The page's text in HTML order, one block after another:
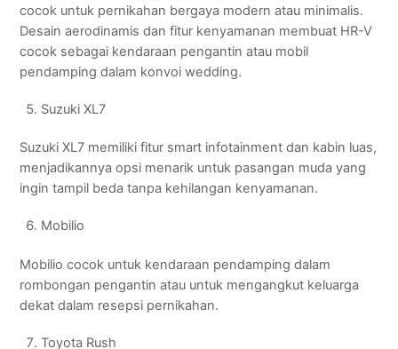
cocok untuk pernikahan bergaya modern atau minimalis.
Desain aerodinamis dan fitur kenyamanan membuat HR-V
cocok sebagai kendaraan pengantin atau mobil
pendamping dalam konvoi wedding.
Suzuki XL7
Suzuki XL7 memiliki fitur smart infotainment dan kabin luas,
menjadikannya opsi menarik untuk pasangan muda yang
ingin tampil beda tanpa kehilangan kenyamanan.
Mobilio
Mobilio cocok untuk kendaraan pendamping dalam
rombongan pengantin atau untuk mengangkut keluarga
dekat dalam resepsi pernikahan.
Toyota Rush